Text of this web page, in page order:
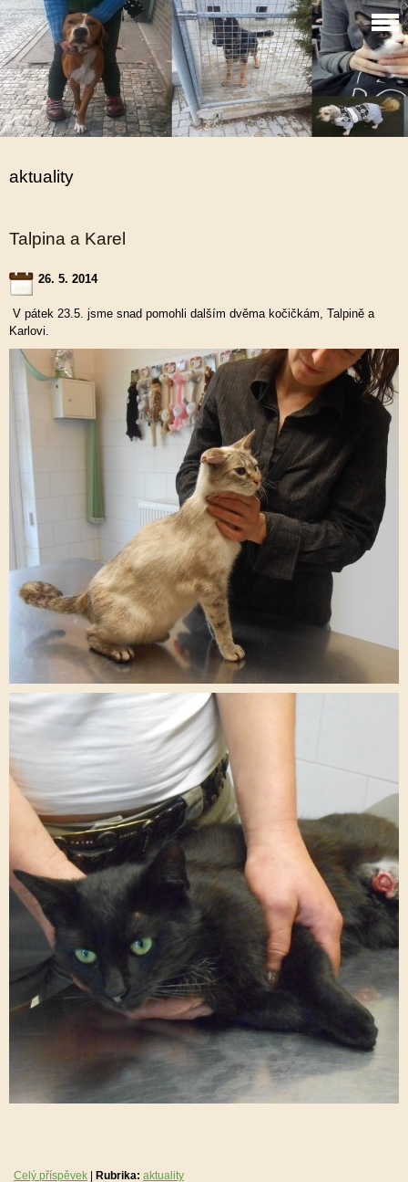
aktuality
Talpina a Karel
26. 5. 2014
V pátek 23.5. jsme snad pomohli dalším dvěma kočičkám, Talpině a
Karlovi.
Celý příspěvek Rubrika: aktuality